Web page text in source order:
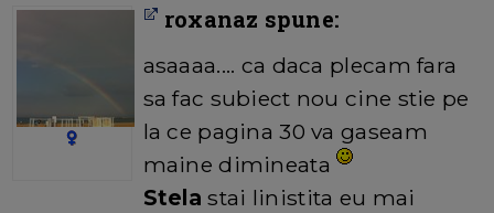
roxanaz spune:
asaaaa.... ca daca plecam fara
sa fac subiect nou cine stie pe
la ce pagina 30 va gaseam
maine dimineata
Stela stai linistita eu mai